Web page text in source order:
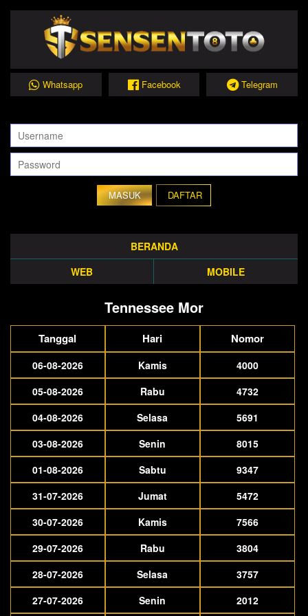
Whatsapp Facebook Telegram
DAFTAR
BERANDA
WEB
MOBILE
Tennessee Mor
Tanggal Hari Nomor
06-08-2026 Kamis
4000
05-08-2026
Rabu
4732
04-08-2026
Selasa
5691
03-08-2026
Senin
8015
01-08-2026
Sabtu
9347
31-07-2026
Jumat
5472
30-07-2026
Kamis
7566
29-07-2026
Rabu
3804
28-07-2026
Selasa
3757
27-07-2026
Senin 2012